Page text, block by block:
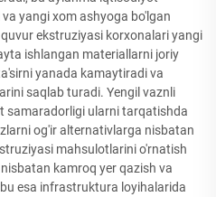
yangi xom ashyoga bo'lgan
ekstruziyasi korxonalari yangi
ishlangan materiallarni joriy
yanada kamaytiradi va
saqlab turadi. Yengil vaznli
samaradorligi ularni tarqatishda
og'ir alternativlarga nisbatan
mahsulotlarini o'rnatish
kamroq yer qazish va
esa infrastruktura loyihalarida